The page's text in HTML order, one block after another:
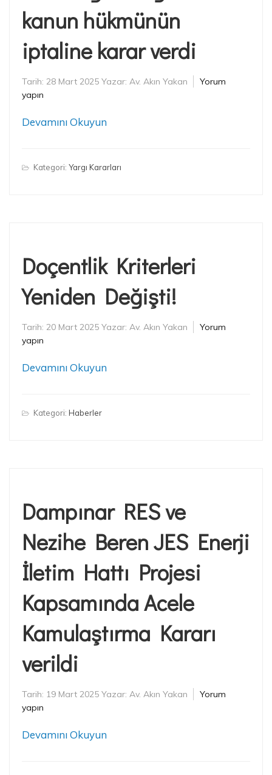
kanun hükmünün
iptaline karar verdi
Tarih: 28 Mart 2025 Yazar: Av. Akın Yakan
Yorum
yapın
Devamını Okuyun
Kategori: Yargı Kararları
Doçentlik Kriterleri
Yeniden Değişti!
Tarih: 20 Mart 2025 Yazar: Av. Akın Yakan
Yorum
yapın
Devamını Okuyun
Kategori: Haberler
Dampınar RES ve
Nezihe Beren JES Enerji
İletim Hattı Projesi
Kapsamında Acele
Kamulaştırma Kararı
verildi
Tarih: 19 Mart 2025 Yazar: Av. Akın Yakan
Yorum
yapın
Devamını Okuyun